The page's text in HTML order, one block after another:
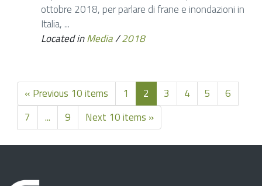
ottobre 2018, per parlare di frane e inondazioni in
Italia, ...
Located inMedia/2018
« Previous 10 items 1 2 3 4 5
6
7
... 9 Next 10 items »